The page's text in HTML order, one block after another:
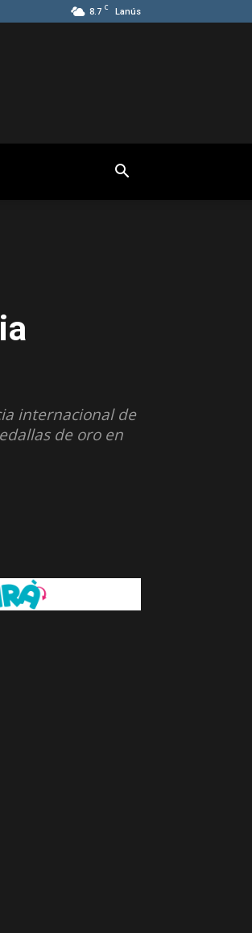
8.7 C Lanús
internacional de
de oro en